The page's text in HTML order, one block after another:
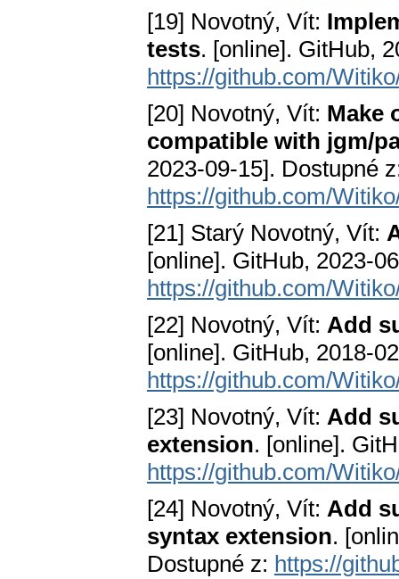
[19] Novotný, Vít:
tests. [online]. GitHub,
https://github.com/
[20] Novotný, Vít: Make
compatible with jgm/
2023-09-15]. Dostupné
https://github.com/
[21] Starý Novotný, Vít:
[online]. GitHub, 2023-
https://github.com/
[22] Novotný, Vít: Add
[online]. GitHub, 2018-
https://github.com/
[23] Novotný, Vít: Add
extension. [online].
https://github.com/
[24] Novotný, Vít: Add
syntax extension.
Dostupné z: https://